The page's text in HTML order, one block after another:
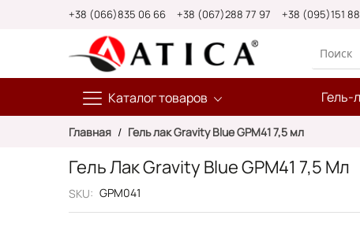
+38 (066)835 06 66 +38 (067)288 77 97 +38 (095)151
Каталог товаров Гель-
Главная Гель лак Gravity Blue GPM41 7,5 мл
Гель Лак Gravity Blue GPM41 7,5 Мл
SKU GPM041